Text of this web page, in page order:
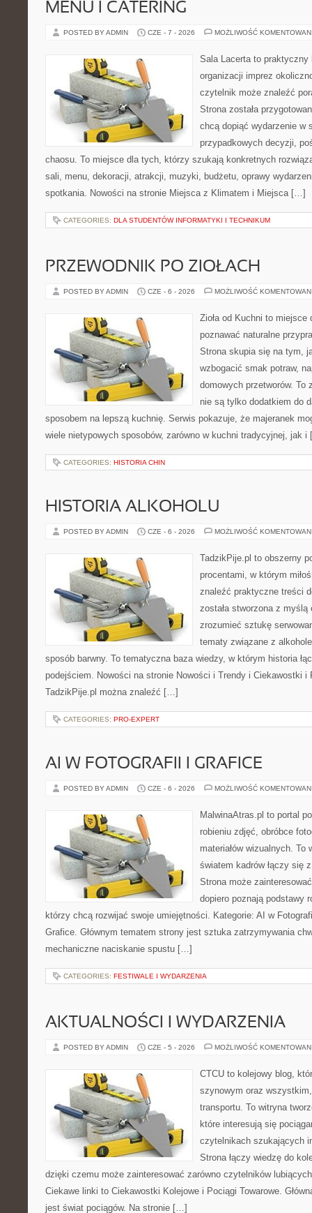
MENU I CATERING
POSTED BY ADMIN CZE - 7 - 2026 MOŻLIWOŚĆ
Sala Lacerta to praktyczny
organizacji imprez
czytelnik może znaleźć
Strona została
chcą dopiąć wydarzenie w
przypadkowych decyzji,
chaosu. To miejsce dla tych, którzy szukają konkretnych
sali, menu, dekoracji, atrakcji, muzyki, budżetu, oprawy
spotkania. Nowości na stronie Miejsca z Klimatem i Miejsca […]
CATEGORIES: DLA STUDENTÓW INFORMATYKI I TECHNIKUM
PRZEWODNIK PO ZIOŁACH
POSTED BY ADMIN CZE - 6 - 2026 MOŻLIWOŚĆ
Zioła od Kuchni to
poznawać naturalne
Strona skupia się na tym,
wzbogacić smak potraw,
domowych przetworów. To
nie są tylko dodatkiem do
sposobem na lepszą kuchnię. Serwis pokazuje, że majeranek
wiele nietypowych sposobów, zarówno w kuchni tradycyjnej, jak
CATEGORIES: HISTORIA CHIN
HISTORIA ALKOHOLU
POSTED BY ADMIN CZE - 6 - 2026 MOŻLIWOŚĆ
TadzikPije.pl to obszerny
procentami, w którym
znaleźć praktyczne treści
została stworzona z
zrozumieć sztukę
tematy związane z
sposób barwny. To tematyczna baza wiedzy, w którym historia
podejściem. Nowości na stronie Nowości i Trendy i Ciekawostki i
TadzikPije.pl można znaleźć […]
CATEGORIES: PRO-EXPERT
AI W FOTOGRAFII I GRAFICE
POSTED BY ADMIN CZE - 6 - 2026 MOŻLIWOŚĆ
MalwinaAtras.pl to portal
robieniu zdjęć, obróbce
materiałów wizualnych.
światem kadrów łączy się
Strona może
dopiero poznają podstawy
którzy chcą rozwijać swoje umiejętności. Kategorie: AI w
Grafice. Głównym tematem strony jest sztuka zatrzymywania
mechaniczne naciskanie spustu […]
CATEGORIES: FESTIWALE I WYDARZENIA
AKTUALNOŚCI I WYDARZENIA
POSTED BY ADMIN CZE - 5 - 2026 MOŻLIWOŚĆ
CTCU to kolejowy blog,
szynowym oraz
transportu. To witryna
które interesują się
czytelnikach szukających
Strona łączy wiedzę do
dzięki czemu może zainteresować zarówno czytelników
Ciekawe linki to Ciekawostki Kolejowe i Pociągi Towarowe.
jest świat pociągów. Na stronie […]